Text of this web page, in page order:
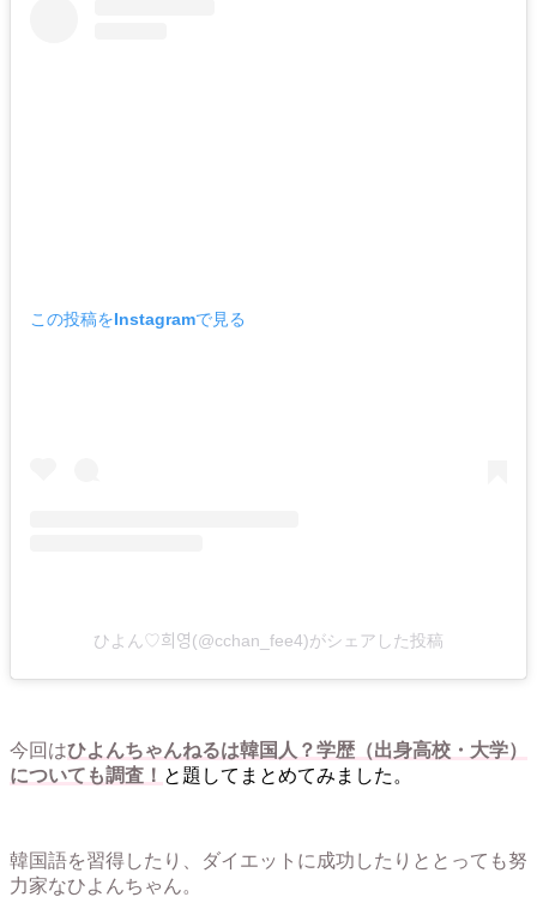
この投稿をInstagramで見る
ひよん♡희영(@cchan_fee4)がシェアした投稿
今回はひよんちゃんねるは韓国人？学歴（出身高校・大学）
についても調査！ と題してまとめてみました。
韓国語を習得したり、ダイエットに成功したりととっても努
力家なひよんちゃん。